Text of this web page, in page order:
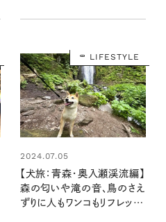
酒屋へ
LIFESTYLE
2024.07.05
【犬旅：青森・奥入瀬渓流編】
森の匂いや滝の音、鳥のさえ
ずりに人もワンコもリフレッシ